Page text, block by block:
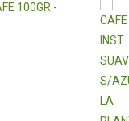
100GR -